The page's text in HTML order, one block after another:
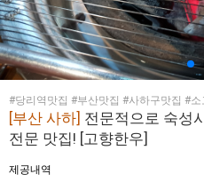
#당리역맛집 #부산맛집 #사하구맛집 #소
[부산 사하] 전문적으로 숙성
전문 맛집! [고향한우]
제공내역